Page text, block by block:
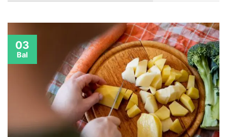
03
Bal